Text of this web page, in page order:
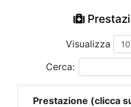
Visualizza
Cerca:
Prestazione (clicca